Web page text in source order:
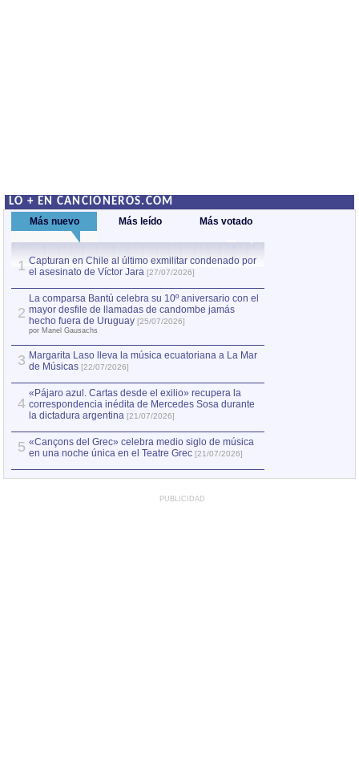
LO + EN CANCIONEROS.COM
Más nuevo Más leído Más votado
1 Capturan en Chile al último exmilitar condenado por
el asesinato de Víctor Jara [27/07/2026]
2
La comparsa Bantú celebra su 10º aniversario con el
mayor desfile de llamadas de candombe jamás
hecho fuera de Uruguay [25/07/2026]
por Manel Gausachs
3 Margarita Laso lleva la música ecuatoriana a La Mar
de Músicas [22/07/2026]
4
«Pájaro azul. Cartas desde el exilio» recupera la
correspondencia inédita de Mercedes Sosa durante
la dictadura argentina [21/07/2026]
5 «Cançons del Grec» celebra medio siglo de música
en una noche única en el Teatre Grec [21/07/2026]
PUBLICIDAD